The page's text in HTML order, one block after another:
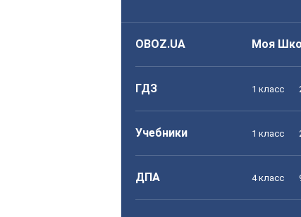
OBOZ.UA Моя
ГДЗ 1 класс
Учебники 1 класс
ДПА 4 класс